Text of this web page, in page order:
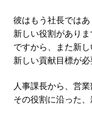
彼はもう社長ではあ
新しい役割がありま
ですから、また新し
新しい貢献目標が必
人事課長から、営業
その役割に沿った、